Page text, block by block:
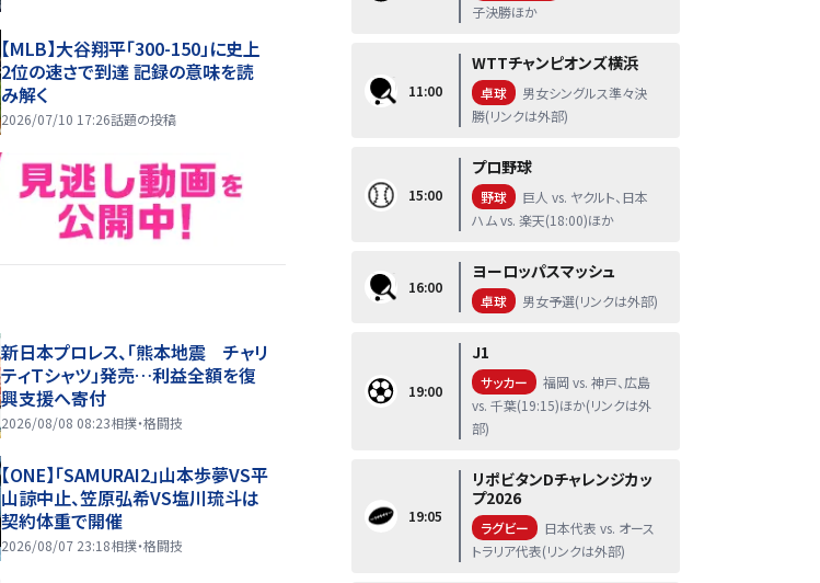
【MLB】大谷翔平「300-150」に史上
2位の速さで到達 記録の意味を読
み解く
2026/07/10 17:26話題の投稿
新日本プロレス、「熊本地震 チャリ
ティＴシャツ」発売…利益全額を復
興支援へ寄付
2026/08/08 08:23相撲・格闘技
【ONE】「SAMURAI2」山本歩夢VS平
山諒中止、笠原弘希VS塩川琉斗は
契約体重で開催
2026/08/07 23:18相撲・格闘技
子決勝ほか
11:00
WTTチャンピオンズ横浜
卓球
男女シングルス準々決
勝(リンクは外部)
15:00
プロ野球
野球
巨人 vs. ヤクルト、日本
ハム vs. 楽天(18:00)ほか
16:00
ヨーロッパスマッシュ
卓球 男女予選(リンクは外部)
19:00
J1
サッカー
福岡 vs. 神戸、広島
vs. 千葉(19:15)ほか(リンクは外
部)
19:05
リポビタンDチャレンジカッ
プ2026
ラグビー
日本代表 vs. オース
トラリア代表(リンクは外部)